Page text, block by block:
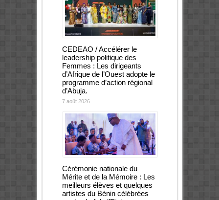
CEDEAO / Accélérer le
leadership politique des
Femmes : Les dirigeants
d’Afrique de l’Ouest adopte le
programme d’action régional
d’Abuja.
7 août 2026
Cérémonie nationale du
Mérite et de la Mémoire : Les
meilleurs élèves et quelques
artistes du Bénin célébrées